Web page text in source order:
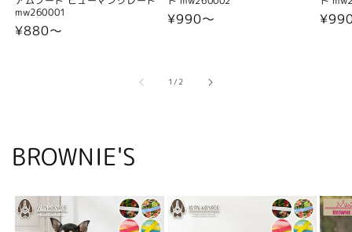
mw260001
通
¥880〜
通
¥990〜
通
1/の
2
BROWNIE'S